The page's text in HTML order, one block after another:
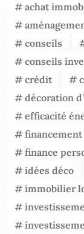
achat
conseils
conseils
crédit
décoration
efficacité
financement
finance
idées déco
immobilier